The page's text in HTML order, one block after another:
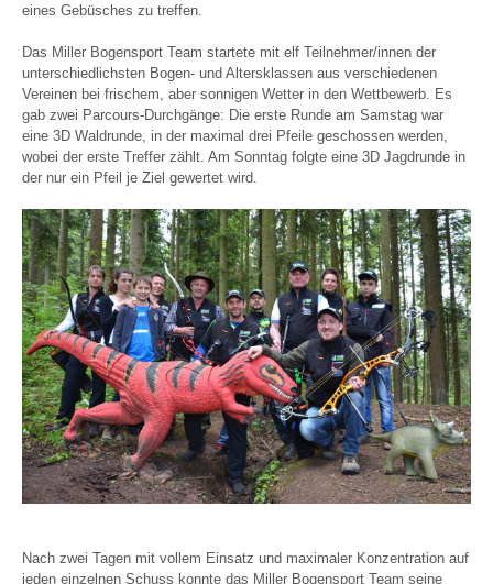
eines Gebüsches zu treffen.
Das Miller Bogensport Team startete mit elf Teilnehmer/innen der
unterschiedlichsten Bogen- und Altersklassen aus verschiedenen
Vereinen bei frischem, aber sonnigen Wetter in den Wettbewerb. Es
gab zwei Parcours-Durchgänge: Die erste Runde am Samstag war
eine 3D Waldrunde, in der maximal drei Pfeile geschossen werden,
wobei der erste Treffer zählt. Am Sonntag folgte eine 3D Jagdrunde in
der nur ein Pfeil je Ziel gewertet wird.
Nach zwei Tagen mit vollem Einsatz und maximaler Konzentration auf
jeden einzelnen Schuss konnte das Miller Bogensport Team seine